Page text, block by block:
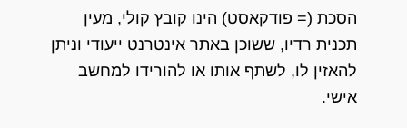
הסכת (= פודקאסט) הינו קובץ קולי, מעין
תכנית רדיו, ששוכן באתר אינטרנט ייעודי וניתן
להאזין לו, לשתף אותו או להורידו למחשב
אישי.